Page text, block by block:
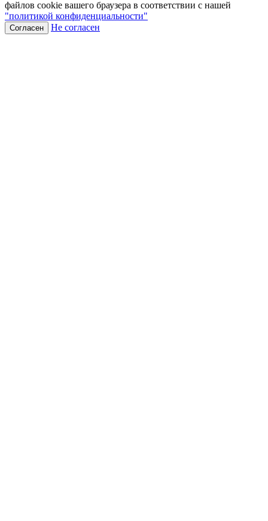
файлов cookie вашего браузера в соответствии с нашей
"политикой конфиденциальности"
Согласен Не согласен